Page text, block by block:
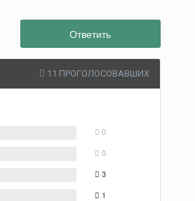
Ответить
11 ПРОГОЛОСОВАВШИХ
0
0
3
1